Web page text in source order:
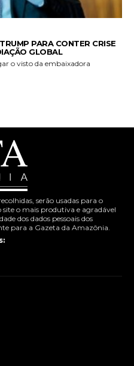
PARA CONTER CRISE
GLOBAL
o visto da embaixadora
serão usadas para o
o mais produtiva e agradável
dos dados pessoais dos
para a Gazeta da Amazônia.